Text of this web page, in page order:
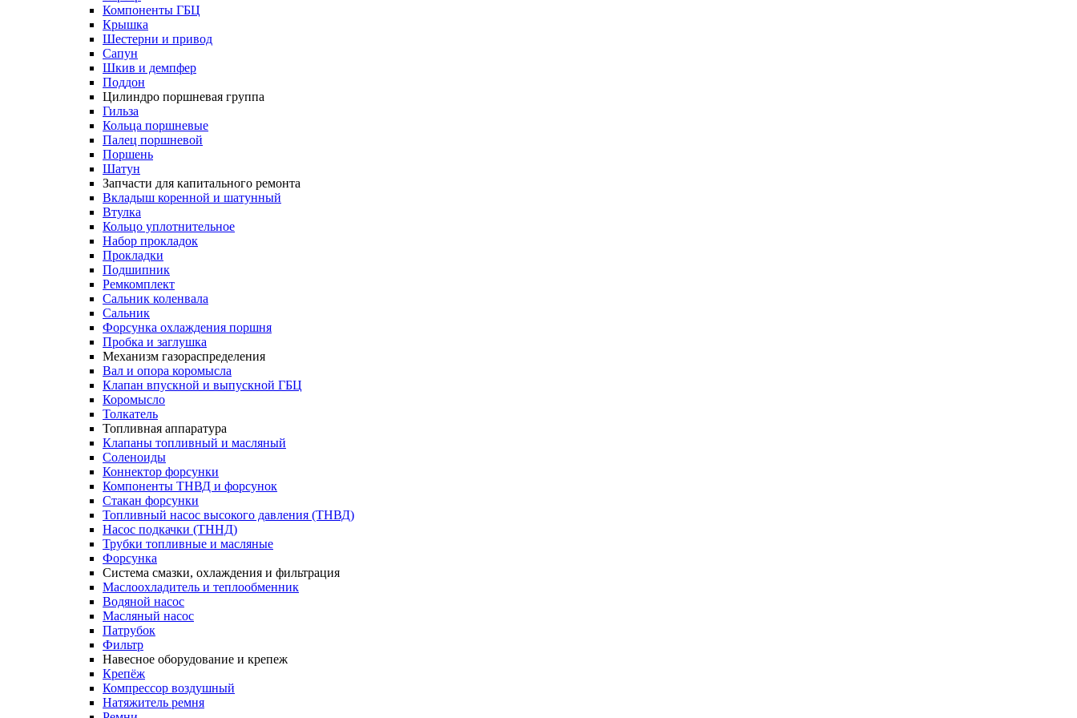
Компоненты ГБЦ
Крышка
Шестерни и привод
Сапун
Шкив и демпфер
Поддон
Цилиндро поршневая группа
Гильза
Кольца поршневые
Палец поршневой
Поршень
Шатун
Запчасти для капитального ремонта
Вкладыш коренной и шатунный
Втулка
Кольцо уплотнительное
Набор прокладок
Прокладки
Подшипник
Ремкомплект
Сальник коленвала
Сальник
Форсунка охлаждения поршня
Пробка и заглушка
Механизм газораспределения
Вал и опора коромысла
Клапан впускной и выпускной ГБЦ
Коромысло
Толкатель
Топливная аппаратура
Клапаны топливный и масляный
Соленоиды
Коннектор форсунки
Компоненты ТНВД и форсунок
Стакан форсунки
Топливный насос высокого давления (ТНВД)
Насос подкачки (ТННД)
Трубки топливные и масляные
Форсунка
Система смазки, охлаждения и фильтрация
Маслоохладитель и теплообменник
Водяной насос
Масляный насос
Патрубок
Фильтр
Навесное оборудование и крепеж
Крепёж
Компрессор воздушный
Натяжитель ремня